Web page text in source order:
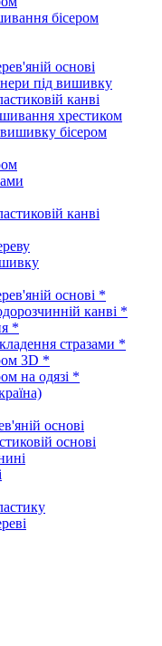
бісером
основі
під вишивку
канві
хрестиком
бісером
канві
основі *
канві *
*
стразами *
3D *
на одязі *
основі
основі